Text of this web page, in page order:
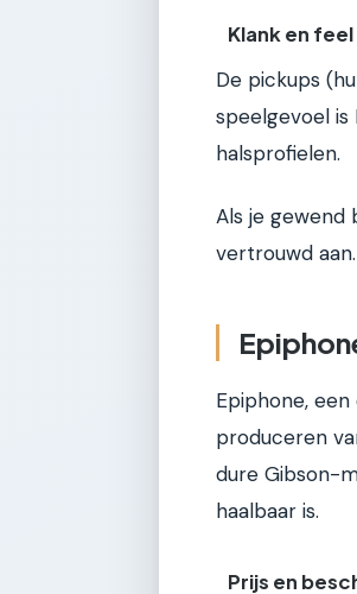
Klank en feel
De pickups
speelgevoel is
halsprofielen.
Als je gewend
vertrouwd aan.
Epiphone,
produceren
dure Gibson-
haalbaar is.
Prijs en